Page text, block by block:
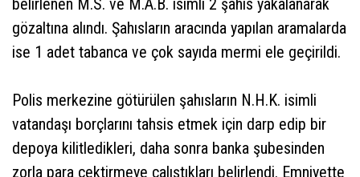
belirlenen M.S. ve M.A.B. isimli 2 şahıs yakalanarak
gözaltına alındı. Şahısların aracında yapılan aramalarda
ise 1 adet tabanca ve çok sayıda mermi ele geçirildi.
Polis merkezine götürülen şahısların N.H.K. isimli
vatandaşı borçlarını tahsis etmek için darp edip bir
depoya kilitledikleri, daha sonra banka şubesinden
zorla para çektirmeye çalıştıkları belirlendi. Emniyette